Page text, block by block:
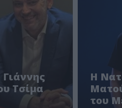
Τσίμα
Η
του